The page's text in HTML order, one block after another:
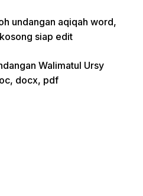
undangan aqiqah word,
siap edit
Walimatul Ursy
docx, pdf